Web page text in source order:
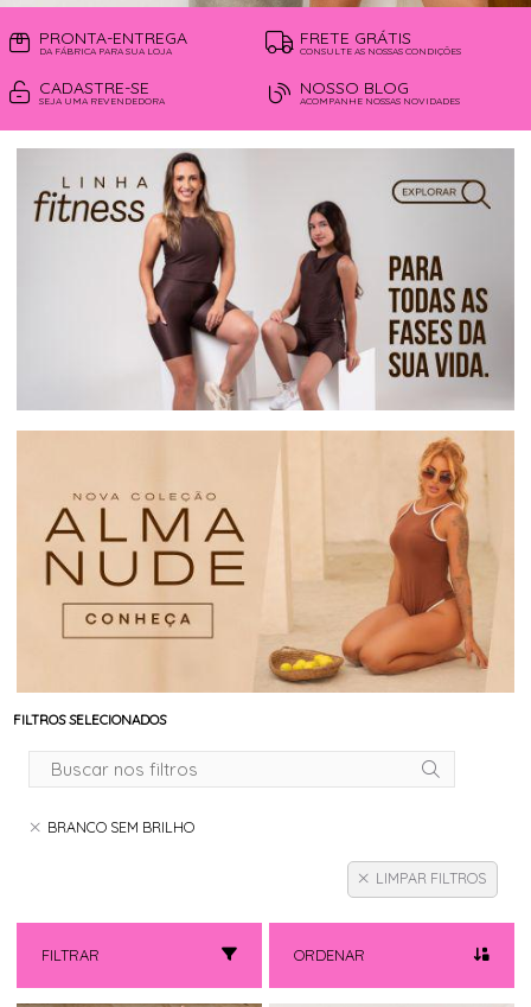
PRONTA-ENTREGA
DA FÁBRICA PARA SUA LOJA
FRETE GRÁTIS
CONSULTE AS NOSSAS CONDIÇÕES
CADASTRE-SE
SEJA UMA REVENDEDORA
NOSSO BLOG
ACOMPANHE NOSSAS NOVIDADES
FILTROS SELECIONADOS
BRANCO SEM BRILHO
LIMPAR FILTROS
FILTRAR ORDENAR